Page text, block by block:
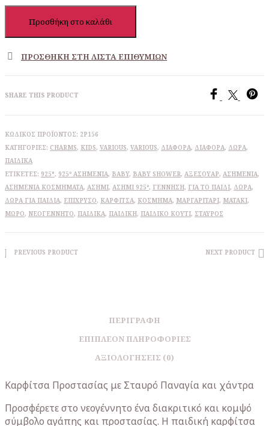
Προστασίας
με
Σταυρό
Παναγία
χάντρα
Προσθήκη στο καλάθι
ΠΡΟΣΘΉΚΗ ΣΤΗ ΛΊΣΤΑ ΕΠΙΘΥΜΙΏΝ
SHARE THIS PRODUCT
ΚΩΔΙΚΌΣ ΠΡΟΪΌΝΤΟΣ: 2Ρ156
ΚΑΤΗΓΟΡΊΕΣ: CHARMS, KIDS, VARIOUS, VARIOUS, ΔΙΆΦΟΡΑ, ΔΙΆΦΟΡΑ, ΔΩΡΑ,
ΠΑΙΔΙΚΆ
ΕΤΙΚΈΤΕΣ: 925°, 925º ΑΣΗΜΈΝΙΑ, BABY, BABY SHOWER, ΑΞΕΣΟΥΆΡ, ΑΣΗΜΈΝΙΑ,
ΑΣΗΜΈΝΙΑ ΚΟΣΜΉΜΑΤΑ, ΑΣΉΜΙ, ΑΣΉΜΙ 925º, ΓΈΝΝΗΣΗ, ΓΙΑ ΤΟ ΠΑΙΔΊ, ΔΏΡΑ,
ΔΏΡΑ ΓΙΑ ΠΑΙΔΙΆ, ΕΠΊΧΡΥΣΟ, ΚΑΡΦΊΤΣΑ, ΚΌΣΜΗΜΑ, ΜΑΡΓΑΡΙΤΆΡΙ, ΜΑΤΆΚΙ,
ΜΩΡΌ, ΝΕΟΓΈΝΝΗΤΟ, ΠΑΙΔΙΚΆ, ΠΑΙΔΙΚΉ, ΠΑΙΔΙΚΌ ΚΟΥΤΊ, ΣΤΑΥΡΌΣ
PREVIOUS PRODUCT NEXT PRODUCT
ΠΕΡΙΓΡΑΦΉ
ΕΠΙΠΛΈΟΝ ΠΛΗΡΟΦΟΡΊΕΣ
ΑΞΙΟΛΟΓΉΣΕΙΣ (0)
Καρφίτσα Προστασίας με Σταυρό Παναγία και χάντρα
Προσφέρετε στο νεογέννητο ένα διακριτικό και κομψό
σύμβολο αγάπης και προστασίας. Η παιδική καρφίτσα